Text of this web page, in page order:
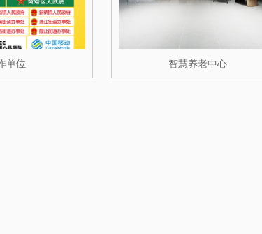
单位 智慧养老中心